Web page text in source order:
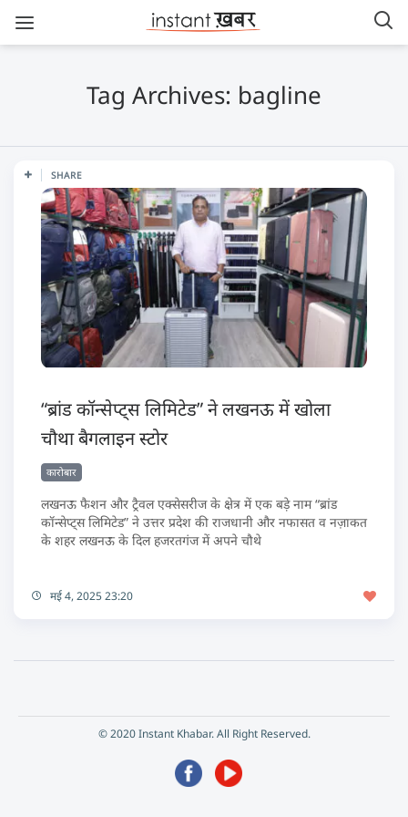
Tag Archives: bagline
SHARE
“ब्रांड कॉन्सेप्ट्स लिमिटेड” ने लखनऊ में खोला
चौथा बैगलाइन स्टोर
कारोबार
लखनऊ फैशन और ट्रैवल एक्सेसरीज के क्षेत्र में एक बड़े नाम “ब्रांड
कॉन्सेप्ट्स लिमिटेड” ने उत्तर प्रदेश की राजधानी और नफासत व नज़ाकत
के शहर लखनऊ के दिल हजरतगंज में अपने चौथे
मई 4, 2025 23:20
© 2020 Instant Khabar. All Right Reserved.